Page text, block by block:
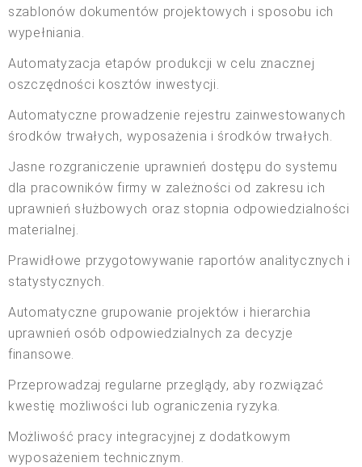
szablonów dokumentów projektowych i sposobu ich
wypełniania.
Automatyzacja etapów produkcji w celu znacznej
oszczędności kosztów inwestycji.
Automatyczne prowadzenie rejestru zainwestowanych
środków trwałych, wyposażenia i środków trwałych.
Jasne rozgraniczenie uprawnień dostępu do systemu
dla pracowników firmy w zależności od zakresu ich
uprawnień służbowych oraz stopnia odpowiedzialności
materialnej.
Prawidłowe przygotowywanie raportów analitycznych i
statystycznych.
Automatyczne grupowanie projektów i hierarchia
uprawnień osób odpowiedzialnych za decyzje
finansowe.
Przeprowadzaj regularne przeglądy, aby rozwiązać
kwestię możliwości lub ograniczenia ryzyka.
Możliwość pracy integracyjnej z dodatkowym
wyposażeniem technicznym.